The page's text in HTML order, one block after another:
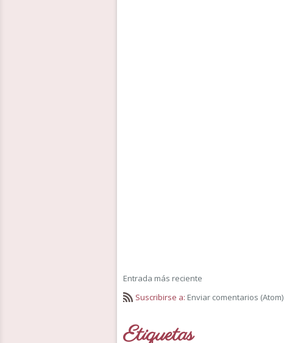
Entrada más reciente
Suscribirse a: Enviar comentarios (Atom)
Etiquetas